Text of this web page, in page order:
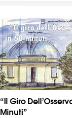
“Il Giro
Minuti”